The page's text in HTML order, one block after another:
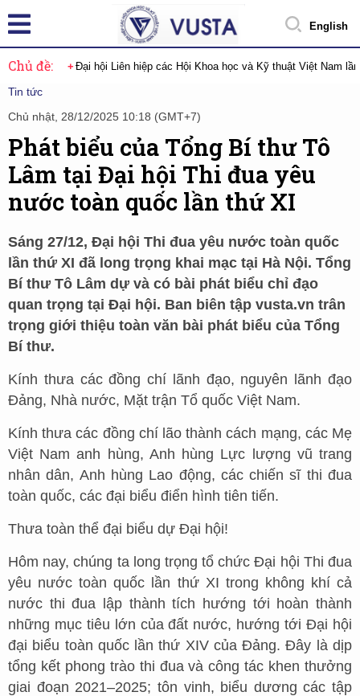
English
Chủ đề: Đại hội Liên hiệp các Hội Khoa học và Kỹ thuật Việt Nam
Tin tức
Chủ nhật, 28/12/2025 10:18 (GMT+7)
Phát biểu của Tổng Bí thư Tô
Lâm tại Đại hội Thi đua yêu
nước toàn quốc lần thứ XI
Sáng 27/12, Đại hội Thi đua yêu nước toàn quốc
lần thứ XI đã long trọng khai mạc tại Hà Nội. Tổng
Bí thư Tô Lâm dự và có bài phát biểu chỉ đạo
quan trọng tại Đại hội. Ban biên tập vusta.vn trân
trọng giới thiệu toàn văn bài phát biểu của Tổng
Bí thư.
Kính thưa các đồng chí lãnh đạo, nguyên lãnh đạo
Đảng, Nhà nước, Mặt trận Tổ quốc Việt Nam.
Kính thưa các đồng chí lão thành cách mạng, các Mẹ
Việt Nam anh hùng, Anh hùng Lực lượng vũ trang
nhân dân, Anh hùng Lao động, các chiến sĩ thi đua
toàn quốc, các đại biểu điển hình tiên tiến.
Thưa toàn thể đại biểu dự Đại hội!
Hôm nay, chúng ta long trọng tổ chức Đại hội Thi đua
yêu nước toàn quốc lần thứ XI trong không khí cả
nước thi đua lập thành tích hướng tới hoàn thành
những mục tiêu lớn của đất nước, hướng tới Đại hội
đại biểu toàn quốc lần thứ XIV của Đảng. Đây là dịp
tổng kết phong trào thi đua và công tác khen thưởng
giai đoạn 2021–2025; tôn vinh, biểu dương các tập